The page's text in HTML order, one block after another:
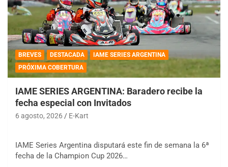
BREVES DESTACADA
IAME SERIES ARGENTINA
PRÓXIMA COBERTURA
IAME SERIES ARGENTINA: Baradero recibe la
fecha especial con Invitados
6 agosto, 2026 E-Kart
IAME Series Argentina disputará este fin de semana la 6ª
fecha de la Champion Cup 2026…